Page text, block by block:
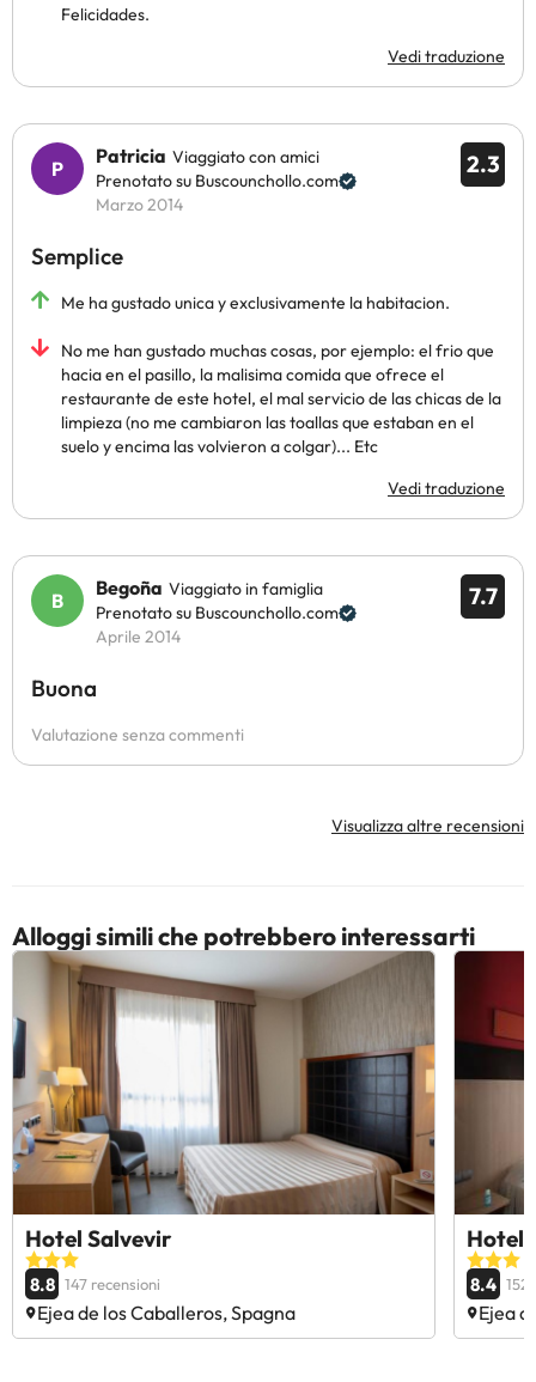
Felicidades.
Vedi traduzione
2.3
Patricia Viaggiato con amici
Prenotato su Buscounchollo.com
Marzo 2014
Semplice
Me ha gustado unica y exclusivamente la habitacion.
No me han gustado muchas cosas, por ejemplo: el frio que
hacia en el pasillo, la malisima comida que ofrece el
restaurante de este hotel, el mal servicio de las chicas de la
limpieza (no me cambiaron las toallas que estaban en el
suelo y encima las volvieron a colgar)... Etc
Vedi traduzione
7.7
Begoña Viaggiato in famiglia
Prenotato su Buscounchollo.com
Aprile 2014
Buona
Valutazione senza commenti
Visualizza altre recensioni
Alloggi simili che potrebbero interessarti
Hotel Salvevir
8.8 147 recensioni
Ejea de los Caballeros, Spagna
Hotel
8.4 152
Ejea